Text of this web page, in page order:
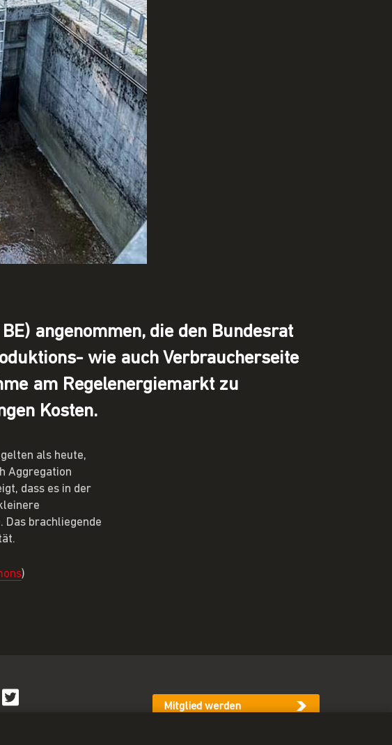
angenommen, die den Bundesrat
wie auch Verbraucherseite
am Regelenergiemarkt zu
Kosten.
als heute,
Aggregation
dass es in der
Das brachliegende
)
Mitglied werden